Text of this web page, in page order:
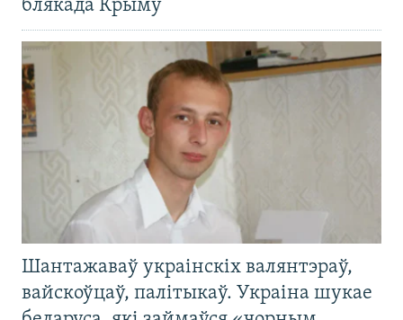
блякада Крыму
Шантажаваў украінскіх валянтэраў,
вайскоўцаў, палітыкаў. Украіна шукае